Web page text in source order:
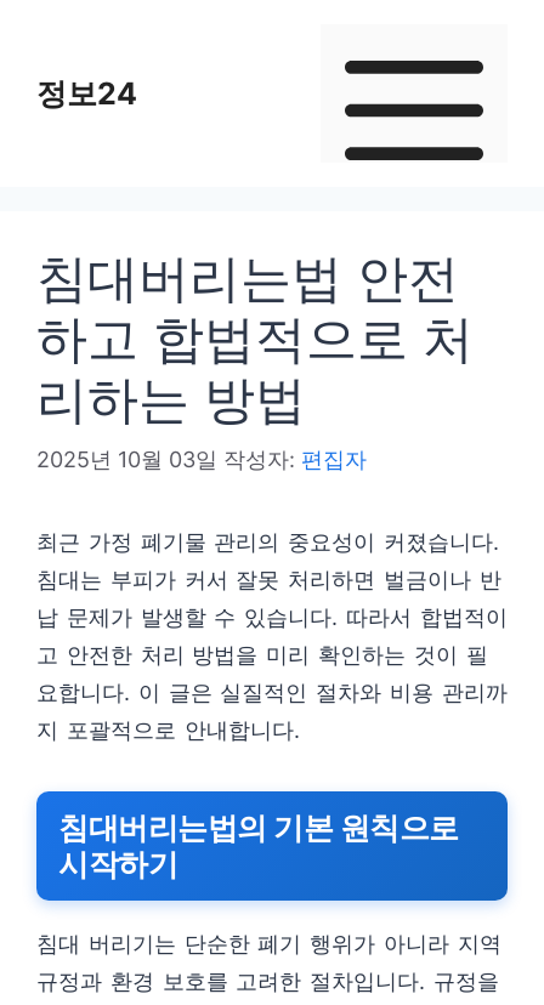
정보24
침대버리는법 안전
하고 합법적으로 처
리하는 방법
2025년 10월 03일 작성자: 편집자
최근 가정 폐기물 관리의 중요성이 커졌습니다.
침대는 부피가 커서 잘못 처리하면 벌금이나 반
납 문제가 발생할 수 있습니다. 따라서 합법적이
고 안전한 처리 방법을 미리 확인하는 것이 필
요합니다. 이 글은 실질적인 절차와 비용 관리까
지 포괄적으로 안내합니다.
침대버리는법의 기본 원칙으로
시작하기
침대 버리기는 단순한 폐기 행위가 아니라 지역
규정과 환경 보호를 고려한 절차입니다. 규정을